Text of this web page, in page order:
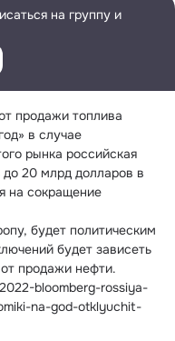
экспорта
профицита текущего
поддерживать его
рынка», —
продажи топлива
в случае
рынка российская
до 20 млрд долларов в
на сокращение
будет политическим
будет зависеть
продажи нефти.
bloomberg-rossiya-
na-god-otklyuchit-
на группу и